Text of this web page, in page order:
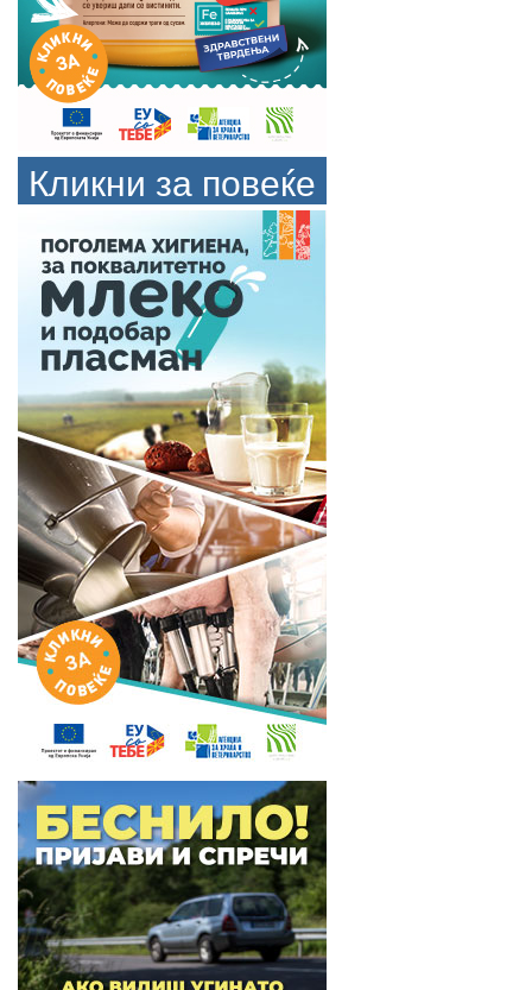
Кликни за повеќе